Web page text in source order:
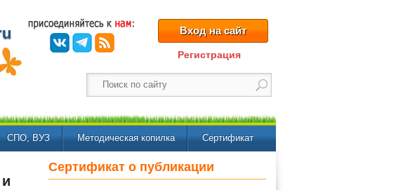
Вход на сайт
Регистрация
СПО, ВУЗ Методическая копилка Сертификат
Сертификат о публикации